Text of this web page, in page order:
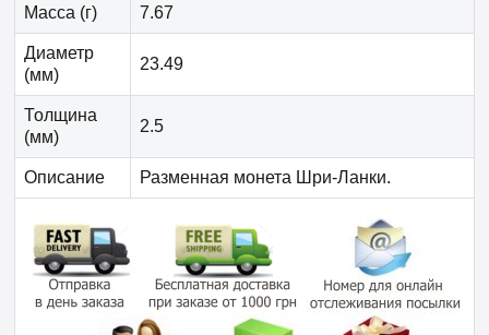
Масса (г) 7.67
Диаметр
(мм)
23.49
Толщина
(мм)
2.5
Описание Разменная монета Шри-Ланки.